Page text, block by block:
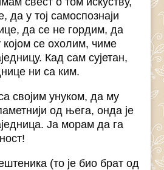
да у тој самоспознаји
да се не гордим, да
којом се охолим, чиме
Кад сам сујетан,
ни са ким.
својим унуком, да му
од њега, онда је
Ја морам да га
(то је био брат од